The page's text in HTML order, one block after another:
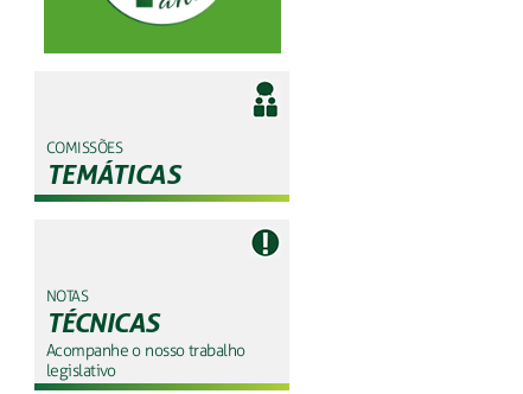
COMISSÕES
TEMÁTICAS
NOTAS
TÉCNICAS
Acompanhe o nosso trabalho
legislativo